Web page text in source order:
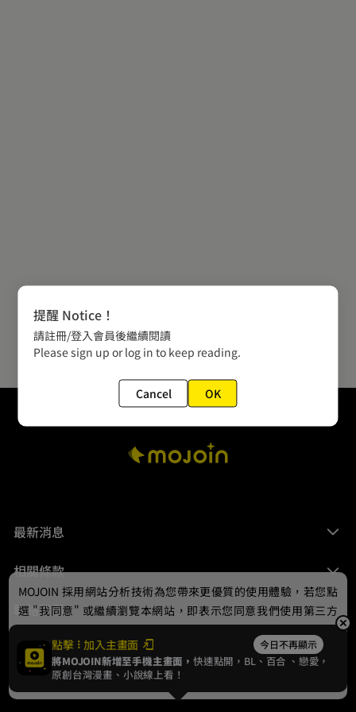
最新消息
相關條款
聯絡我們
© 2024 gamania Digital Entertainment Co., Ltd.
點擊 加入主畫面 今日不再顯示
將MOJOIN新增至手機主畫面，快速點開，BL、 百合 、戀愛，
原創台灣漫畫、小說線上看！
MOJOIN 採用網站分析技術為您帶來更優質的使用體驗，若您點
選 "我同意" 或繼續瀏覽本網站，即表示您同意我們使用第三方
Cookie，欲瞭解更多資訊請見隱私權政策。
我同意
提醒 Notice！
請註冊/登入會員後繼續閱讀
Please sign up or log in to keep reading.
Cancel OK